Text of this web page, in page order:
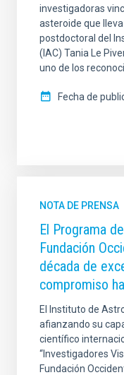
investigadoras
asteroide que
postdoctoral del
(IAC) Tania Le
uno de los
Fecha de
NOTA DE PRENSA
El Programa
Fundación
década de
compromiso
El Instituto de
afianzando su
científico
“Investigadores
Fundación